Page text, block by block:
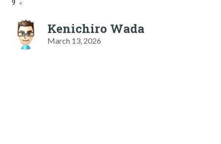
Kenichiro Wada
March 13, 2026